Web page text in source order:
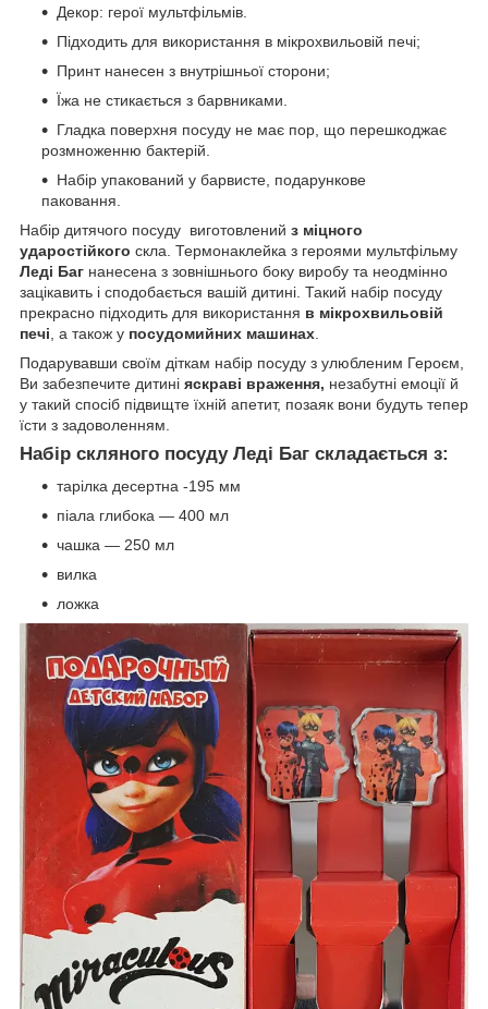
Декор: герої мультфільмів.
Підходить для використання в мікрохвильовій печі;
Принт нанесен з внутрішньої сторони;
Їжа не стикається з барвниками.
Гладка поверхня посуду не має пор, що перешкоджає
розмноженню бактерій.
Набір упакований у барвисте, подарункове
паковання.
Набір дитячого посуду виготовлений з міцного
ударостійкого скла. Термонаклейка з героями мультфільму
Леді Баг нанесена з зовнішнього боку виробу та неодмінно
зацікавить і сподобається вашій дитині. Такий набір посуду
прекрасно підходить для використання в мікрохвильовій
печі , а також у посудомийних машинах
Подарувавши своїм діткам набір посуду з улюбленим Героєм,
Ви забезпечите дитині яскраві враження, незабутні емоції й
у такий спосіб підвищте їхній апетит, позаяк вони будуть тепер
їсти з задоволенням.
Набір скляного посуду Леді Баг складається з:
тарілка десертна -195 мм
піала глибока — 400 мл
чашка — 250 мл
вилка
ложка